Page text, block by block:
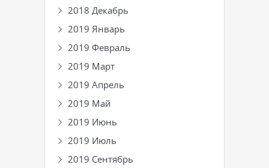
2018 Декабрь
2019 Январь
2019 Февраль
2019 Март
2019 Апрель
2019 Май
2019 Июнь
2019 Июль
2019 Сентябрь